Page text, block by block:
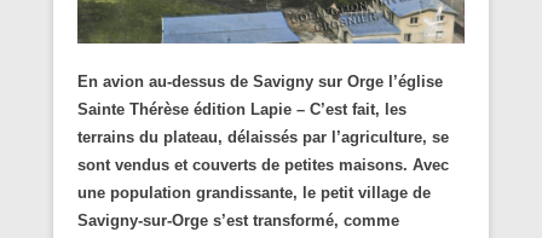
En avion au-dessus de Savigny sur Orge l’église
Sainte Thérèse édition Lapie – C’est fait, les
terrains du plateau, délaissés par l’agriculture, se
sont vendus et couverts de petites maisons. Avec
une population grandissante, le petit village de
Savigny-sur-Orge s’est transformé, comme